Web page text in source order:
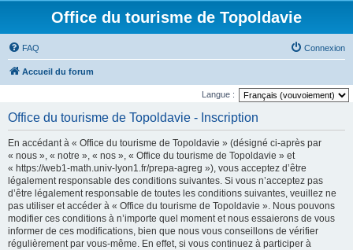
Office du tourisme de Topoldavie
FAQ Connexion
Accueil du forum
Langue :
Office du tourisme de Topoldavie - Inscription
En accédant à « Office du tourisme de Topoldavie » (désigné ci-après par
« nous », « notre », « nos », « Office du tourisme de Topoldavie » et
« https://web1-math.univ-lyon1.fr/prepa-agreg »), vous acceptez d’être
légalement responsable des conditions suivantes. Si vous n’acceptez pas
d’être légalement responsable de toutes les conditions suivantes, veuillez ne
pas utiliser et accéder à « Office du tourisme de Topoldavie ». Nous pouvons
modifier ces conditions à n’importe quel moment et nous essaierons de vous
informer de ces modifications, bien que nous vous conseillons de vérifier
régulièrement par vous-même. En effet, si vous continuez à participer à